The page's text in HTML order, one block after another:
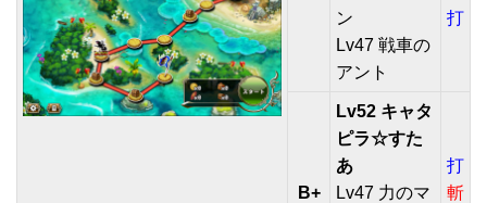
ン
Lv47 戦車の
アント
打
B+
Lv52 キャタ
ピラ☆すた
あ
Lv47 力のマ
打
斬